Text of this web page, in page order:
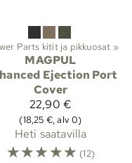
Parts kitit ja pikkuosat ‪»
MAGPUL
Ejection Port
Cover
22,90 €
(18,25 €, alv 0)
Heti saatavilla
☆☆☆☆☆ (12)